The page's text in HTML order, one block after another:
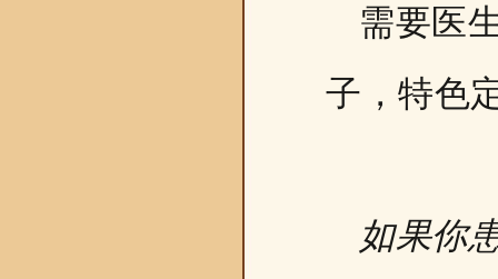
需要医
子，特色
如果你